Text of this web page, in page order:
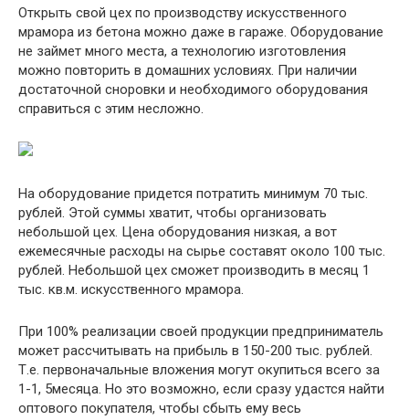
Открыть свой цех по производству искусственного
мрамора из бетона можно даже в гараже. Оборудование
не займет много места, а технологию изготовления
можно повторить в домашних условиях. При наличии
достаточной сноровки и необходимого оборудования
справиться с этим несложно.
На оборудование придется потратить минимум 70 тыс.
рублей. Этой суммы хватит, чтобы организовать
небольшой цех. Цена оборудования низкая, а вот
ежемесячные расходы на сырье составят около 100 тыс.
рублей. Небольшой цех сможет производить в месяц 1
тыс. кв.м. искусственного мрамора.
При 100% реализации своей продукции предприниматель
может рассчитывать на прибыль в 150-200 тыс. рублей.
Т.е. первоначальные вложения могут окупиться всего за
1-1, 5месяца. Но это возможно, если сразу удастся найти
оптового покупателя, чтобы сбыть ему весь